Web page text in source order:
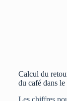
Calcul du
du café dans
Les chiffres